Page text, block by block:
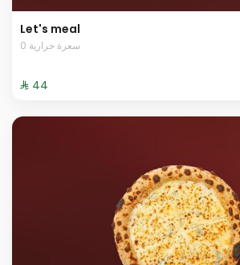
Let's meal
0 سعرة حرارية
⁨⁦‪‬ 44⁩